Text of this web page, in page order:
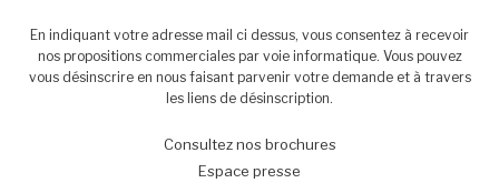
En indiquant votre adresse mail ci dessus, vous consentez à recevoir
nos propositions commerciales par voie informatique. Vous pouvez
vous désinscrire en nous faisant parvenir votre demande et à travers
les liens de désinscription.
Consultez nos brochures
Espace presse